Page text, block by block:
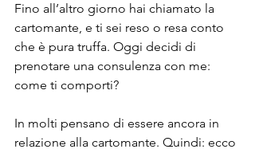
Fino all’altro giorno hai chiamato la
cartomante, e ti sei reso o resa conto
che è pura truffa. Oggi decidi di
prenotare una consulenza con me:
come ti comporti?
In molti pensano di essere ancora in
relazione alla cartomante. Quindi: ecco